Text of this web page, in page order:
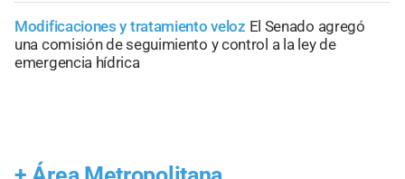
Modificaciones y tratamiento veloz El Senado agregó
una comisión de seguimiento y control a la ley de
emergencia hídrica